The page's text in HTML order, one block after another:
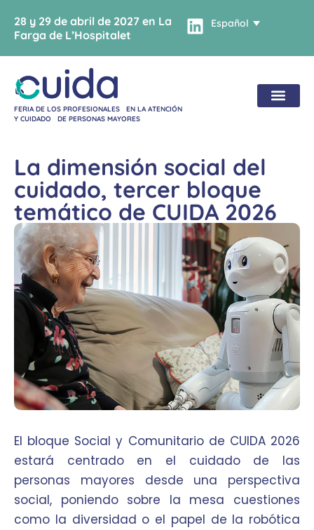
28 y 29 de abril de 2027 en La
Farga de L’Hospitalet
Español
FERIA DE LOS PROFESIONALES EN LA ATENCIÓN
Y CUIDADO DE PERSONAS MAYORES
La dimensión social del
cuidado, tercer bloque
temático de CUIDA 2026
El bloque Social y Comunitario de CUIDA 2026
estará centrado en el cuidado de las
personas mayores desde una perspectiva
social, poniendo sobre la mesa cuestiones
como la diversidad o el papel de la robótica